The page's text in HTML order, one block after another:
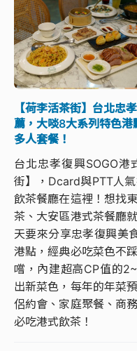
【荷李活茶街】台北忠
薦，大啖8大系列特色
多人套餐！
台北忠孝復興SOGO
街】，Dcard與PTT人
飲茶餐廳在這裡！想找
茶、大安區港式茶餐廳
天要來分享忠孝復興美
港點，經典必吃菜色不
嚐，內建超高CP值的
出新菜色，每年的年菜
侶約會、家庭聚餐、商
必吃港式飲茶！